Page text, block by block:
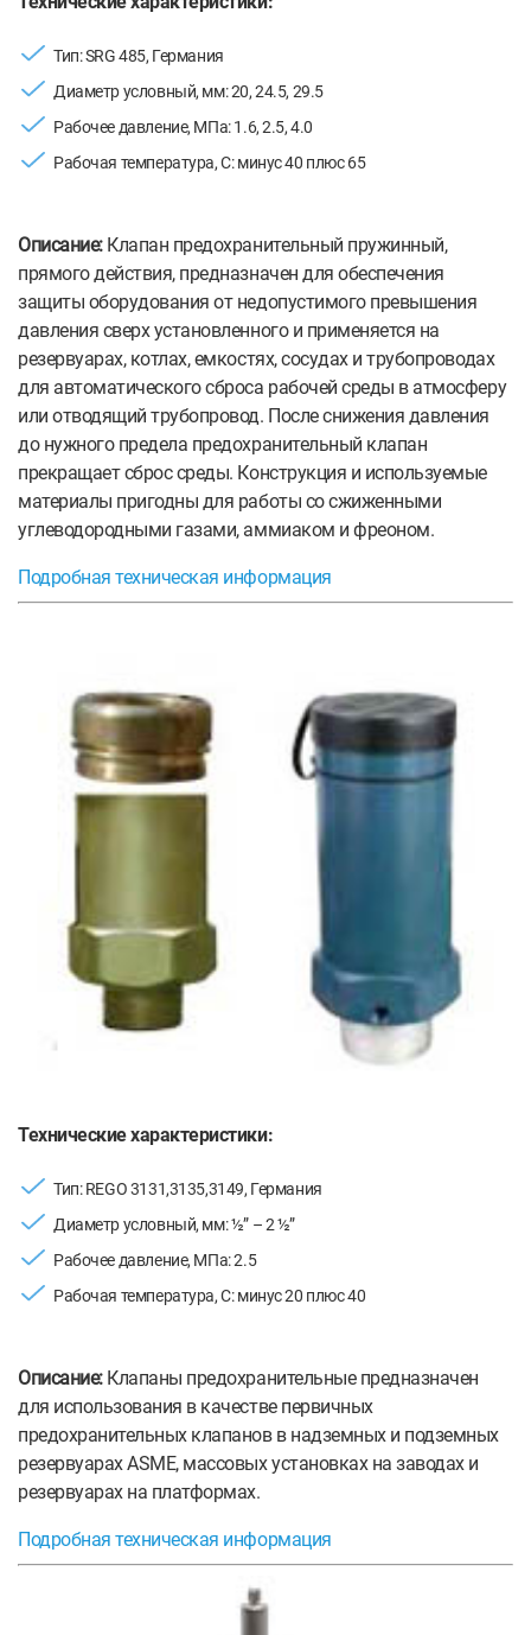
Тип: SRG 485, Германия
Диаметр условный, мм: 20, 24.5, 29.5
Рабочее давление, МПа: 1.6, 2.5, 4.0
Рабочая температура, С: минус 40 плюс 65
Описание:Клапан предохранительный пружинный,
прямого действия, предназначен для обеспечения
защиты оборудования от недопустимого превышения
давления сверх установленного и применяется на
резервуарах, котлах, емкостях, сосудах и трубопроводах
для автоматического сброса рабочей среды в атмосферу
или отводящий трубопровод. После снижения давления
до нужного предела предохранительный клапан
прекращает сброс среды. Конструкция и используемые
материалы пригодны для работы со сжиженными
углеводородными газами, аммиаком и фреоном.
Подробная техническая информация
Технические характеристики:
Тип: REGO 3131,3135,3149, Германия
Диаметр условный, мм: ½” – 2 ½”
Рабочее давление, МПа: 2.5
Рабочая температура, С: минус 20 плюс 40
Описание:Клапаны предохранительные предназначен
для использования в качестве первичных
предохранительных клапанов в надземных и подземных
резервуарах ASME, массовых установках на заводах и
резервуарах на платформах.
Подробная техническая информация